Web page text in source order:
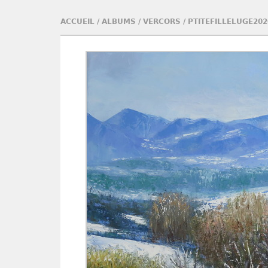
ACCUEIL/ ALBUMS / VERCORS /